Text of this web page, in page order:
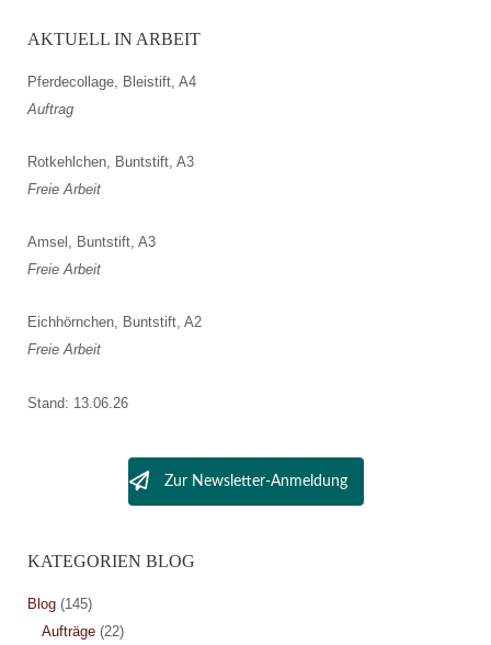
AKTUELL IN ARBEIT
Pferdecollage, Bleistift, A4
Auftrag
Rotkehlchen, Buntstift, A3
Freie Arbeit
Amsel, Buntstift, A3
Freie Arbeit
Eichhörnchen, Buntstift, A2
Freie Arbeit
Stand: 13.06.26
Zur Newsletter-Anmeldung
KATEGORIEN BLOG
Blog(145)
Aufträge(22)